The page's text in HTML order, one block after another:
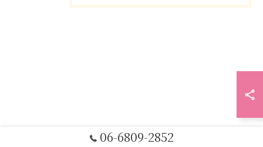
06-6809-2852